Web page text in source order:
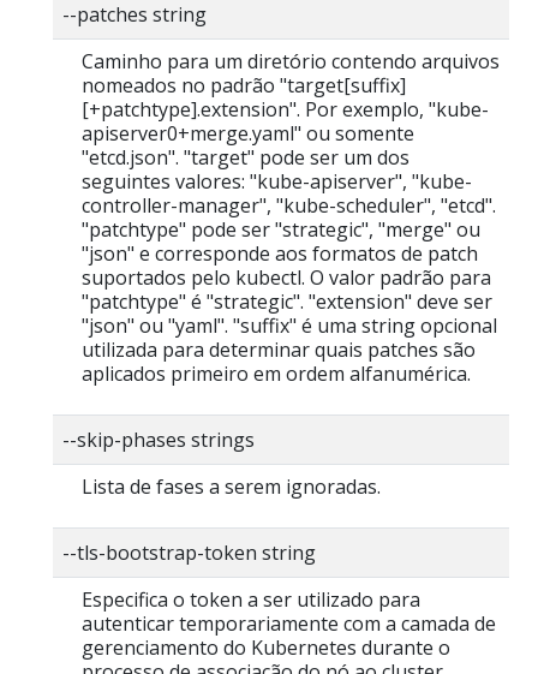
--patches string
Caminho para um diretório contendo arquivos
nomeados no padrão "target[suffix]
[+patchtype].extension". Por exemplo, "kube-
apiserver0+merge.yaml" ou somente
"etcd.json". "target" pode ser um dos
seguintes valores: "kube-apiserver", "kube-
controller-manager", "kube-scheduler", "etcd".
"patchtype" pode ser "strategic", "merge" ou
"json" e corresponde aos formatos de patch
suportados pelo kubectl. O valor padrão para
"patchtype" é "strategic". "extension" deve ser
"json" ou "yaml". "suffix" é uma string opcional
utilizada para determinar quais patches são
aplicados primeiro em ordem alfanumérica.
--skip-phases strings
Lista de fases a serem ignoradas.
--tls-bootstrap-token string
Especifica o token a ser utilizado para
autenticar temporariamente com a camada de
gerenciamento do Kubernetes durante o